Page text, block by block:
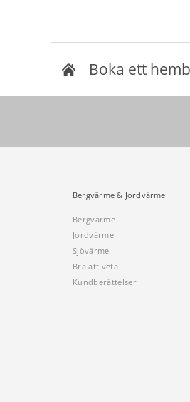
Boka ett
Bergvärme & Jordvärme
Bergvärme
Jordvärme
Sjövärme
Bra att veta
Kundberättelser